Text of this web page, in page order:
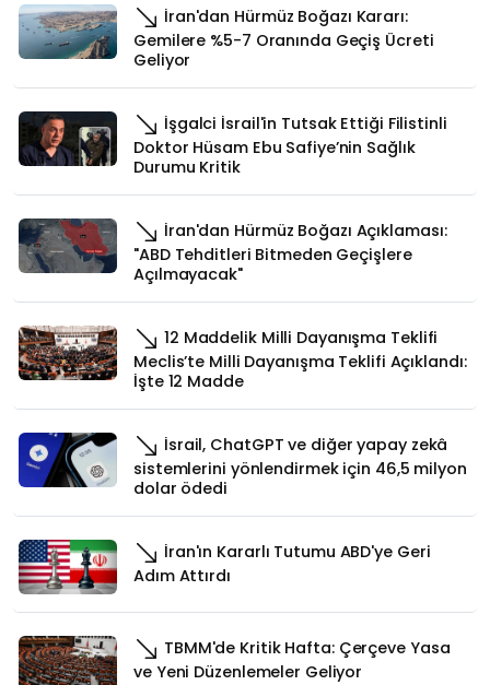
İran'dan Hürmüz Boğazı Kararı:
Gemilere %5-7 Oranında Geçiş Ücreti
Geliyor
İşgalci İsrail'in Tutsak Ettiği Filistinli
Doktor Hüsam Ebu Safiye’nin Sağlık
Durumu Kritik
İran'dan Hürmüz Boğazı Açıklaması:
"ABD Tehditleri Bitmeden Geçişlere
Açılmayacak"
12 Maddelik Milli Dayanışma Teklifi
Meclis’te Milli Dayanışma Teklifi Açıklandı:
İşte 12 Madde
İsrail, ChatGPT ve diğer yapay zekâ
sistemlerini yönlendirmek için 46,5 milyon
dolar ödedi
İran'ın Kararlı Tutumu ABD'ye Geri
Adım Attırdı
TBMM'de Kritik Hafta: Çerçeve Yasa
ve Yeni Düzenlemeler Geliyor